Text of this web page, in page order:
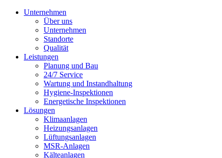
Unternehmen
Über uns
Unternehmen
Standorte
Qualität
Leistungen
Planung und Bau
24/7 Service
Wartung und Instandhaltung
Hygiene-Inspektionen
Energetische Inspektionen
Lösungen
Klimaanlagen
Heizungsanlagen
Lüftungsanlagen
MSR-Anlagen
Kälteanlagen